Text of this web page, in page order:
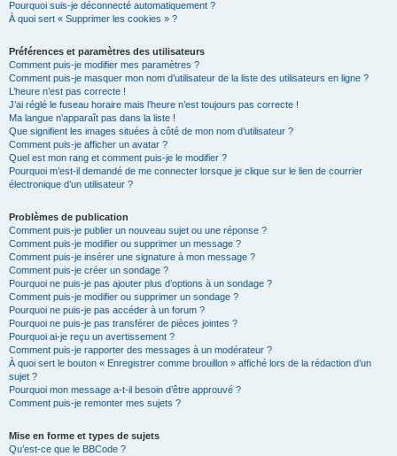
Pourquoi suis-je déconnecté automatiquement ?
À quoi sert « Supprimer les cookies » ?
Préférences et paramètres des utilisateurs
Comment puis-je modifier mes paramètres ?
Comment puis-je masquer mon nom d’utilisateur de la liste des utilisateurs en ligne ?
L’heure n’est pas correcte !
J’ai réglé le fuseau horaire mais l’heure n’est toujours pas correcte !
Ma langue n’apparaît pas dans la liste !
Que signifient les images situées à côté de mon nom d’utilisateur ?
Comment puis-je afficher un avatar ?
Quel est mon rang et comment puis-je le modifier ?
Pourquoi m’est-il demandé de me connecter lorsque je clique sur le lien de courrier
électronique d’un utilisateur ?
Problèmes de publication
Comment puis-je publier un nouveau sujet ou une réponse ?
Comment puis-je modifier ou supprimer un message ?
Comment puis-je insérer une signature à mon message ?
Comment puis-je créer un sondage ?
Pourquoi ne puis-je pas ajouter plus d’options à un sondage ?
Comment puis-je modifier ou supprimer un sondage ?
Pourquoi ne puis-je pas accéder à un forum ?
Pourquoi ne puis-je pas transférer de pièces jointes ?
Pourquoi ai-je reçu un avertissement ?
Comment puis-je rapporter des messages à un modérateur ?
À quoi sert le bouton « Enregistrer comme brouillon » affiché lors de la rédaction d’un
sujet ?
Pourquoi mon message a-t-il besoin d’être approuvé ?
Comment puis-je remonter mes sujets ?
Mise en forme et types de sujets
Qu’est-ce que le BBCode ?